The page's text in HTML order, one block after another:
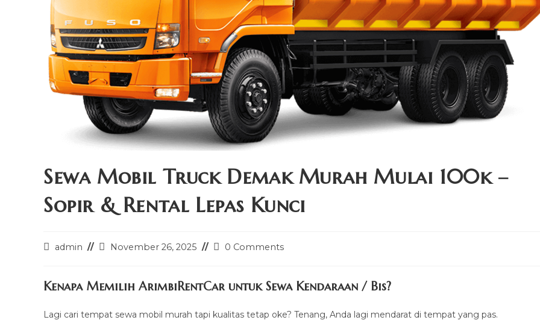
Sewa Mobil Truck Demak Murah Mulai 100k –
Sopir & Rental Lepas Kunci
Postadmin
PostNovember 26, 2025
Post0 Comments
Kenapa Memilih ArimbiRentCar untuk Sewa Kendaraan / Bis?
Lagi cari tempat sewa mobil murah tapi kualitas tetap oke? Tenang, Anda lagi mendarat di tempat yang pas.